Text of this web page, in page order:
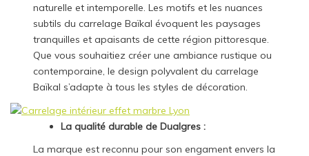
naturelle et intemporelle. Les motifs et les nuances
subtils du carrelage Baïkal évoquent les paysages
tranquilles et apaisants de cette région pittoresque.
Que vous souhaitiez créer une ambiance rustique ou
contemporaine, le design polyvalent du carrelage
Baïkal s’adapte à tous les styles de décoration.
La qualité durable de Dualgres :
La marque est reconnu pour son engament envers la